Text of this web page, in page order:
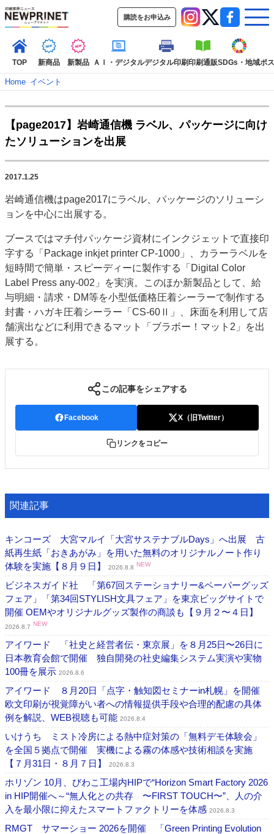
購読をお申込み
TOP 新商品 新製品 ＡＩ・デジタルデジタル印刷印刷通販SDGs・地域ポ
TOP
新着記事 特集記事
インタビュー
コレクション
SDGs・地域
ポストプレス
特集記事カテゴリー一覧
2022 見える化・MIS特集
特集・デジタル印刷 アイデアで勝負！ ～多様なビジネス・多彩な商材～
JAPAN PACK 2023 特集
中古印刷機・製本機特集
2022 検査・校正特集
特集・デジタル印刷 ～ 新成長軌道を描く
案内
発刊案内
JFPI印刷用語集 印刷機材年鑑
購読・購入申し込み
お問い合わせ
Home–イベント
【page2017】岩崎通信機 ラベル、パッケージに向け
たソリューションを出展
2017.1.25
岩崎通信機はpage2017にラベル、パッケージのソリューシ
ョンを中心に出展する。
ブースではマチ付パッケージ資材にインクジェットで直接印
字する「Package inkjet printer CP-1000」、カラーラベルを
短時間で簡単・スピーディーに製作する「Digital Color
Label Press any-002」を実演。このほか新製品として、給
与明細・請求・DM等を小型低価格圧着シーラーで制作する
封書・ハガキ圧着シーラー「CS-60Ⅱ」、床面を利用して店
舗演出などに利用できるマット「ブラボー！マット2」を出
展する。
この記事をシェアする
Facebook X（旧Twitter）
リンクをコピー
関連記事
キンコーズ 大宮マルイ「大宮サステナブルDays」へ出展 古
紙再生紙「おきあがみ」を用いた無料のオリジナルノート作り
体験を実施【８月９日】
2026.8.8 NEW
ビジネスガイド社 「第67回ステーショナリー&ペーパーグッズ
フェア」「第34回STYLISH文具フェア」を東京ビッグサイトで
開催 OEMやオリジナルグッズ製作の商談も【９月２〜４日】
2026.8.7 NEW
アイワード 「社史と経営者伝・東京展」を８月25日〜26日に
日本教育会館で開催 独自開発の社史編集システム実演や実物
100冊を展示 2026.8.6
アイワード ８月20日「点字・触知図セミナーin札幌」を開催
欧文印刷が視覚障がい者への情報提供手段や合理的配慮の具体
例を解説、WEB視聴も可能 2026.8.4
いけうち ミスト冷房による熱中症対策の「無料デモ体験会」
を全国５拠点で開催 実機による霧の体感や技術相談を実施
【７月31日・８月７日】
2026.8.3
ホリゾン 10月、びわこ工場内HIPで“Horizon Smart Factory 2026
in HIP開催へ～“無人化との共存 〜FIRST TOUCH〜”、人の介
入を最小限に抑えたスマートファクトリーを体感 2026.8.3
RMGT サマーショー 2026を開催 「Green Printing Evolution